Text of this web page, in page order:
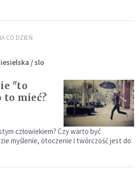
CO DZIEŃ
/ slo
"to
to mieć?
człowiekiem? Czy warto być
myślenie, otoczenie i twórczość jest do